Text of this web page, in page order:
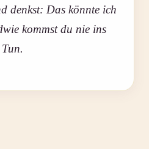
denkst: Das könnte ich
kommst du nie ins
Tun.